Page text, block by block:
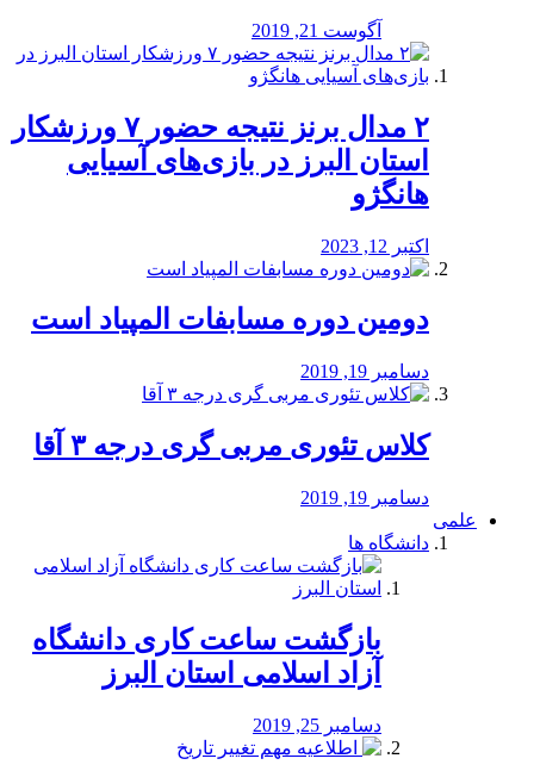
آگوست 21, 2019
۲ مدال برنز نتیجه حضور ۷ ورزشکار
استان البرز در بازی‌های آسیایی
هانگژو
اکتبر 12, 2023
دومین دوره مسابفات المپیاد است
دسامبر 19, 2019
کلاس تئوری مربی گری درجه ۳ آقا
دسامبر 19, 2019
علمی
دانشگاه ها
بازگشت ساعت کاری دانشگاه
آزاد اسلامی استان البرز
دسامبر 25, 2019